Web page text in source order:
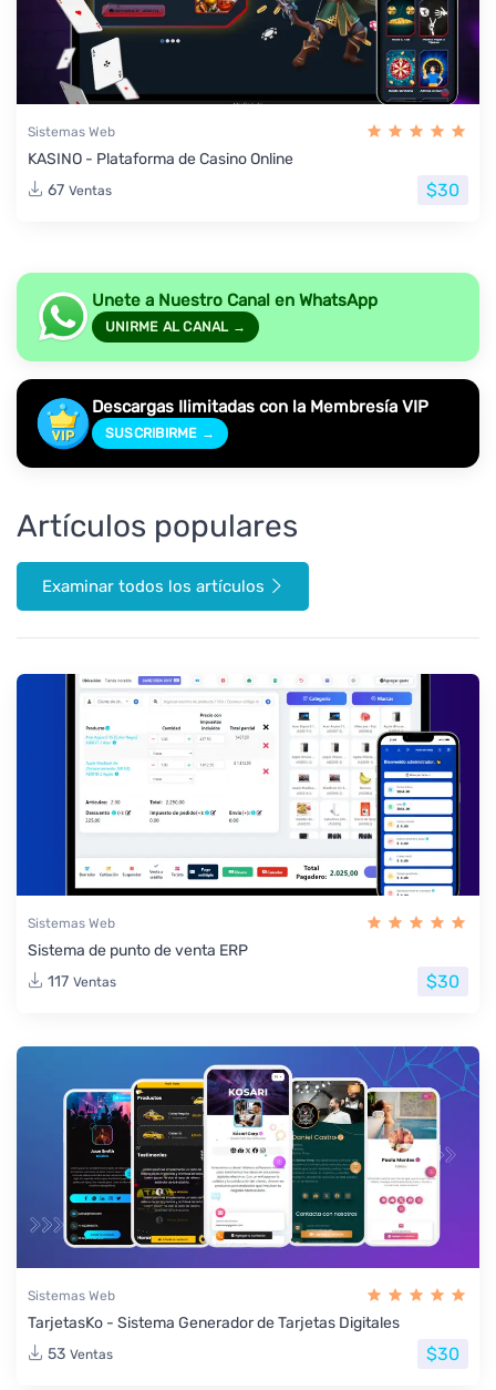
Sistemas Web
KASINO - Plataforma de Casino Online
67 Ventas $30
Unete a Nuestro Canal en WhatsApp
UNIRME AL CANAL →
Descargas Ilimitadas con la Membresía VIP
SUSCRIBIRME →
Artículos populares
Examinar todos los artículos
Sistemas Web
Sistema de punto de venta ERP
117 Ventas $30
Sistemas Web
TarjetasKo - Sistema Generador de Tarjetas Digitales
53 Ventas $30